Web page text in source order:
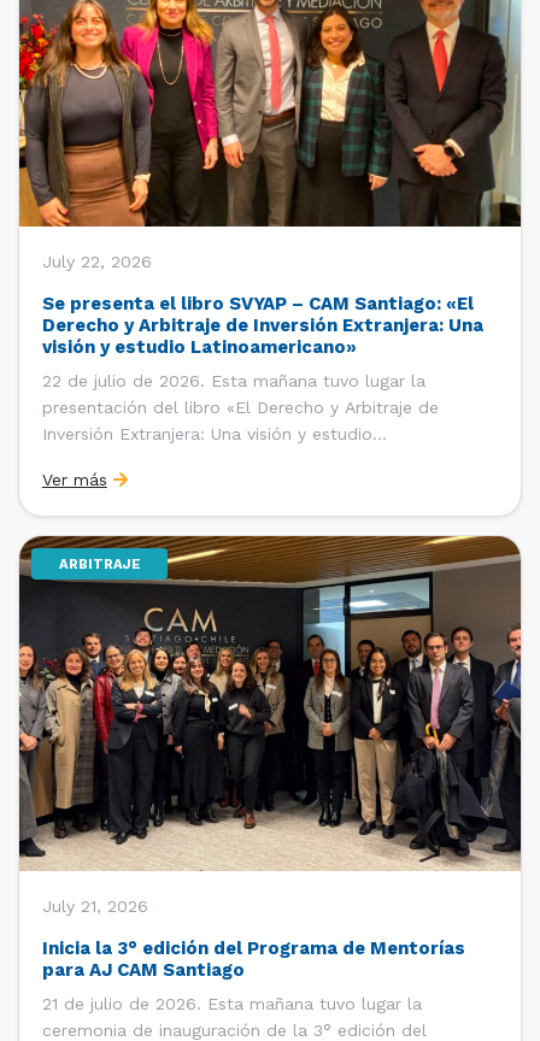
July 22, 2026
Se presenta el libro SVYAP – CAM Santiago: «El
Derecho y Arbitraje de Inversión Extranjera: Una
visión y estudio Latinoamericano»
22 de julio de 2026. Esta mañana tuvo lugar la
presentación del libro «El Derecho y Arbitraje de
Inversión Extranjera: Una visión y estudio
«Santiago Very Young Arbitration Practitioners»
(SVYAP), iniciativa que reúne a jóvenes profesionales
interesados en el arbitraje doméstico e internacional,
[…]
Ver más
ARBITRAJE
July 21, 2026
Inicia la 3° edición del Programa de Mentorías
para AJ CAM Santiago
21 de julio de 2026. Esta mañana tuvo lugar la
ceremonia de inauguración de la 3° edición del